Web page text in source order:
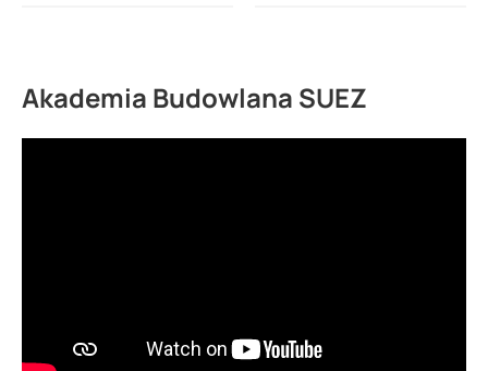
Akademia Budowlana SUEZ